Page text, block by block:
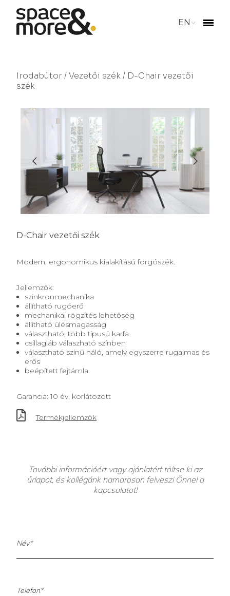
EN
Irodabútor/Vezetői szék/ D-Chair vezetői
szék
D-Chair vezetői szék
Modern, ergonomikus kialakítású forgószék.
Jellemzők:
szinkronmechanika
állítható rugóerő
mechanikai rögzítés lehetőség
állítható ülésmagasság
választható, több típusú karfa
csillagláb válaszható színben
választható színű háló, amely egyszerre rugalmas és
erős
beépített fejtámla
Garancia: 10 év, korlátozott
Termékjellemzők
További információért vagy ajánlatért töltse ki az
űrlapot, és kollégánk hamarosan felveszi Önnel a
kapcsolatot!